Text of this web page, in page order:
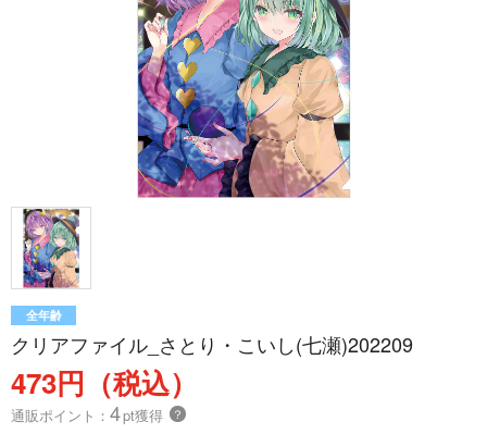
全年齢
クリアファイル_さとり・こいし(七瀬)202209
473円（税込）
通販ポイント： 4pt獲得 ？